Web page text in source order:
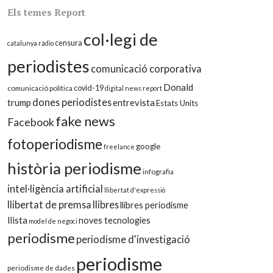
Els temes Report
catalunya ràdiocensura col·legi de
periodistes comunicació corporativa
comunicació política covid-19digital news report Donald
trump dones periodistesentrevistaEstats Units
Facebookfake news
fotoperiodisme freelance google
història periodisme infografia
intel·ligència artificial llibertat d'expressió
llibertat de premsa llibresllibres periodisme
llista model de negoci noves tecnologies
periodisme periodisme d'investigació
periodisme de dades periodisme